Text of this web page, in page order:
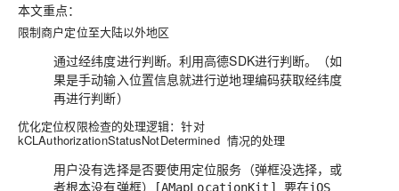
本文重点：
限制商户定位至大陆以外地区
通过经纬度进行判断。利用高德SDK进行判断。（如
果是手动输入位置信息就进行逆地理编码获取经纬度
再进行判断）
优化定位权限检查的处理逻辑：针对
kCLAuthorizationStatusNotDetermined 情况的处理
用户没有选择是否要使用定位服务（弹框没选择，或
者根本没有弹框）
[AMapLocationKit] 要在iOS